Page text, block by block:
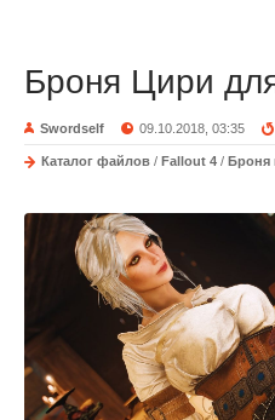
Броня Цири
Swordself 09.10.2018, 03:35
Каталог файлов / Fallout 4 / Броня